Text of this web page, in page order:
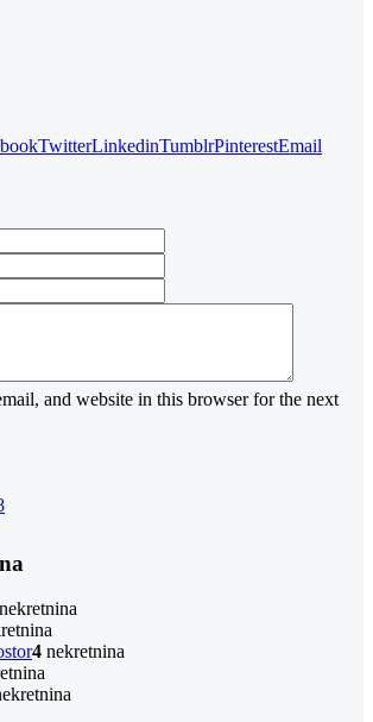
TwitterLinkedinTumblrPinterestEmail
and website in this browser for the next
nekretnina
4 nekretnina